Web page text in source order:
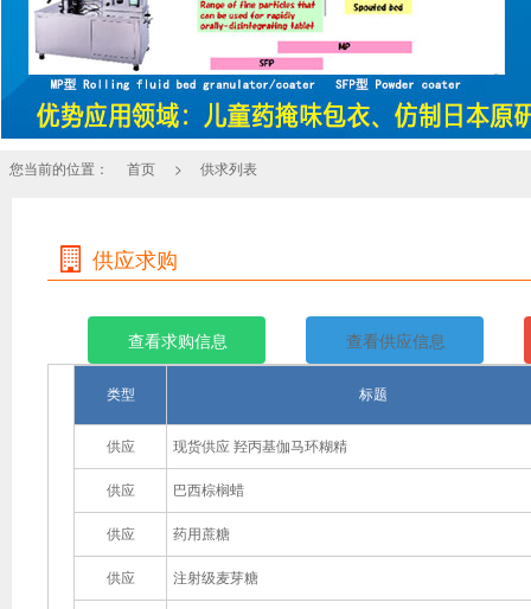
您当前的位置： 首页 > 供求列表
供应求购
查看求购信息 查看供应信息
类型 标题
供应 现货供应 羟丙基伽马环糊精
供应 巴西棕榈蜡
供应 药用蔗糖
供应 注射级麦芽糖